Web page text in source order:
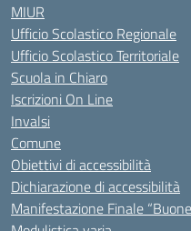
MIUR
Ufficio Scolastico Regionale
Ufficio Scolastico Territoriale
Scuola in Chiaro
Iscrizioni On Line
Invalsi
Comune
Obiettivi di accessibilità
Dichiarazione di accessibilità
Manifestazione Finale